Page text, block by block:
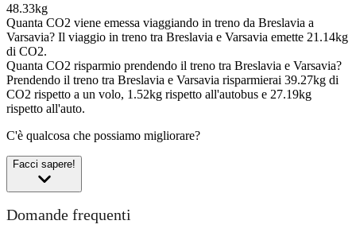
48.33kg
Quanta CO2 viene emessa viaggiando in treno da Breslavia a
Varsavia? Il viaggio in treno tra Breslavia e Varsavia emette 21.14kg
di CO2.
Quanta CO2 risparmio prendendo il treno tra Breslavia e Varsavia?
Prendendo il treno tra Breslavia e Varsavia risparmierai 39.27kg di
CO2 rispetto a un volo, 1.52kg rispetto all'autobus e 27.19kg
rispetto all'auto.
C'è qualcosa che possiamo migliorare?
Facci sapere!
Domande frequenti